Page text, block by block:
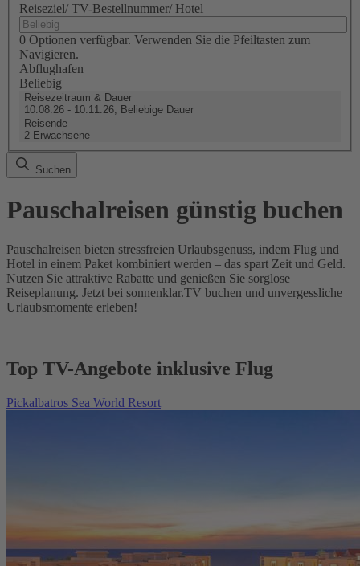
Reiseziel/ TV-Bestellnummer/ Hotel
0 Optionen verfügbar. Verwenden Sie die Pfeiltasten zum
Navigieren.
Abflughafen
Beliebig
Reisezeitraum & Dauer
10.08.26 - 10.11.26, Beliebige Dauer
Reisende
2 Erwachsene
Suchen
Pauschalreisen günstig buchen
Pauschalreisen bieten stressfreien Urlaubsgenuss, indem Flug und
Hotel in einem Paket kombiniert werden – das spart Zeit und Geld.
Nutzen Sie attraktive Rabatte und genießen Sie sorglose
Reiseplanung. Jetzt bei sonnenklar.TV buchen und unvergessliche
Urlaubsmomente erleben!
Top TV-Angebote inklusive Flug
Pickalbatros Sea World Resort